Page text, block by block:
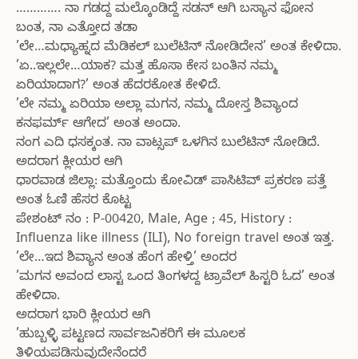
…………. ನಾ ಗಡದ್ದ ಮಲ್ಕೊಂಡಿದ್ದೆ ಸಡನ್ ಆಗಿ ಬಸ್ಯಾನ ಫೋನ
ಬಂತ, ನಾ ಎತ್ತೋದ ತಡಾ
’ಲೇ…ಮಧ್ಯಾಹ್ನದ ಮೆಡಿಕಲ್ ಬುಲೆಟಿನ್ ನೋಡಿದೇನ’ ಅಂತ ಕೇಳಿದಾ.
’ಏ..ಇಲ್ಲಲೇ…ಯಾಕ? ಮತ್ತ ಹೊಸಾ ಕೇಸ ಬಂತಿನ ನಮ್ಮ
ಏರಿಯಾದಾಗ?’ ಅಂತ ಹೆದರಕೋತ ಕೇಳಿದೆ.
’ಲೇ ನಮ್ಮ ಏರಿಯಾ ಅಲ್ಲಾ ಮಗನ, ನಮ್ಮ ದೋಸ್ತ ಶಿವ್ಯಾಂದ
ಕನಫರ್ಮ್ ಆಗೇದ’ ಅಂತ ಅಂದಾ.
ನಂಗ ಎದಿ ಧಸಕ್ಕಂತ. ನಾ ವಾಟ್ಸಪ್ ಒಳಗಿನ ಬುಲೆಟಿನ್ ನೋಡಿದೆ.
ಅದರಾಗ ಕ್ಲೀಯರ ಆಗಿ
ಧಾರವಾಡ ಜಿಲ್ಲಾ: ಮತ್ತೊಂದು ಕೋವಿಡ್ ಪಾಸಿಟಿವ್ ಪ್ರಕರಣ ಪತ್ತೆ
ಅಂತ ಓಣಿ ಹೆಸರ ಕೊಟ್ಟ
ಪೇಶಂಟ್ ನಂ : P-00420, Male, Age ; 45, History :
Influenza like illness (ILI), No foreign travel ಅಂತ ಇತ್ತ.
’ಲೇ…ಇದ ಶಿವ್ಯಾನ ಅಂತ ಹೆಂಗ ಹೇಳ್ತಿ’ ಅಂದರ
’ಮಗನ ಅವಂದ ಲಾಸ್ಟ ಒಂದ ತಿಂಗಳದ್ದ ಟ್ರಾವೆಲ್ ಹಿಸ್ಟರಿ ಓದ’ ಅಂತ
ಹೇಳಿದಾ.
ಅದರಾಗ ಭಾರಿ ಕ್ಲೀಯರ ಆಗಿ
’ಹುಬ್ಬಳ್ಳಿ ಪಟ್ಟಣದ ಸಾರ್ವಜನಿಕರಿಗೆ ಈ ಮೂಲಕ
ತಿಳಿಯಪಡಿಸುವುದೇನೆಂದರೆ